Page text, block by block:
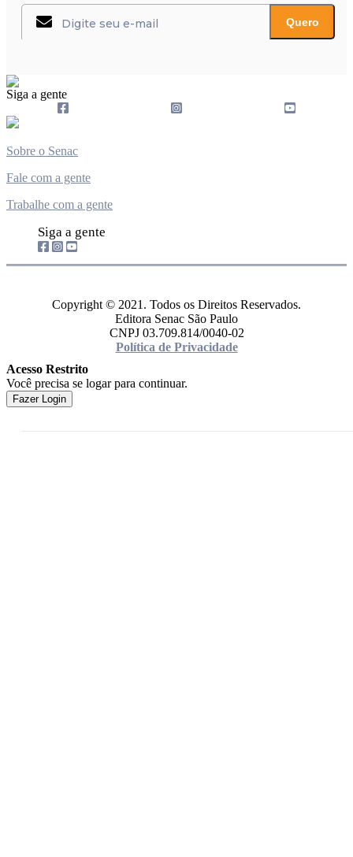
Quero
Siga a gente
Sobre o Senac
Fale com a gente
Trabalhe com a gente
Siga a gente
Copyright © 2021. Todos os Direitos Reservados.
Editora Senac São Paulo
CNPJ 03.709.814/0040-02
Política de Privacidade
Acesso Restrito
Você precisa se logar para continuar.
Fazer Login